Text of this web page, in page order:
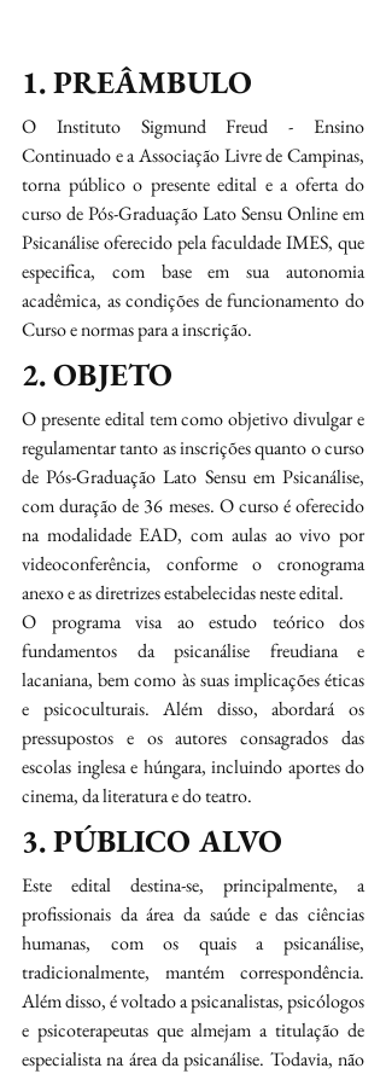
1. PREÂMBULO
O Instituto Sigmund Freud - Ensino
Continuado e a Associação Livre de Campinas,
torna público o presente edital e a oferta do
curso de Pós-Graduação Lato Sensu Online em
Psicanálise oferecido pela faculdade IMES, que
especifica, com base em sua autonomia
acadêmica, as condições de funcionamento do
Curso e normas para a inscrição.
2. OBJETO
O presente edital tem como objetivo divulgar e
regulamentar tanto as inscrições quanto o curso
de Pós-Graduação Lato Sensu em Psicanálise,
com duração de 36 meses. O curso é oferecido
na modalidade EAD, com aulas ao vivo por
videoconferência, conforme o cronograma
anexo e as diretrizes estabelecidas neste edital.
O programa visa ao estudo teórico dos
fundamentos da psicanálise freudiana e
lacaniana, bem como às suas implicações éticas
e psicoculturais. Além disso, abordará os
pressupostos e os autores consagrados das
escolas inglesa e húngara, incluindo aportes do
cinema, da literatura e do teatro.
3. PÚBLICO ALVO
Este edital destina-se, principalmente, a
profissionais da área da saúde e das ciências
humanas, com os quais a psicanálise,
tradicionalmente, mantém correspondência.
Além disso, é voltado a psicanalistas, psicólogos
e psicoterapeutas que almejam a titulação de
especialista na área da psicanálise. Todavia, não